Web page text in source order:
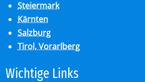
Steiermark
Kärnten
Salzburg
Tirol, Vorarlberg
Wich­ti­ge Links